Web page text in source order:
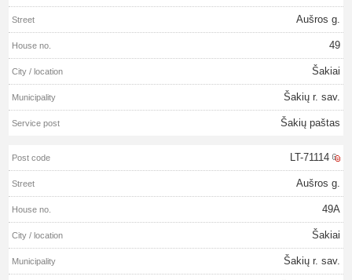
Aušros g.
49
Šakiai
Šakių r. sav.
Šakių paštas
LT-71114
Aušros g.
49A
Šakiai
Šakių r. sav.